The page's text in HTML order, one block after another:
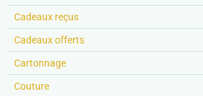
Cadeaux reçus
Cadeaux offerts
Cartonnage
Couture